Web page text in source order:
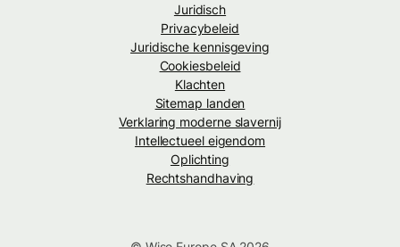
Juridisch
Privacybeleid
Juridische kennisgeving
Cookiesbeleid
Klachten
Sitemap landen
Verklaring moderne slavernij
Intellectueel eigendom
Oplichting
Rechtshandhaving